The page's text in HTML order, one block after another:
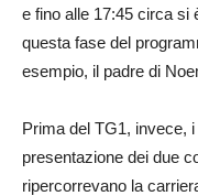
e fino alle 17:45 circa si
questa fase del
esempio, il padre di
Prima del TG1, invece,
presentazione dei due
ripercorrevano la